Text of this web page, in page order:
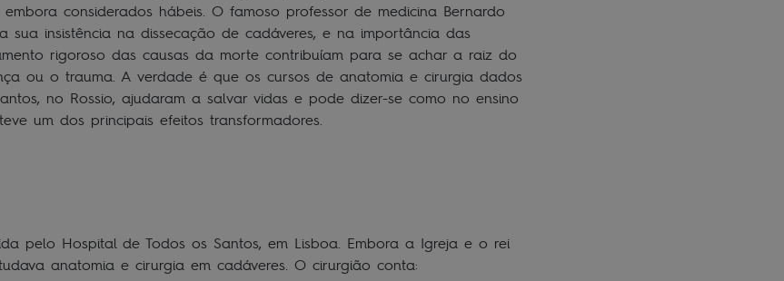
considerados hábeis. O famoso professor de medicina Bernardo
sua insistência na dissecação de cadáveres, e na importância das
rigoroso das causas da morte contribuíam para se achar a raiz do
ou o trauma. A verdade é que os cursos de anatomia e cirurgia dados
no Rossio, ajudaram a salvar vidas e pode dizer-se como no ensino
um dos principais efeitos transformadores.
pelo Hospital de Todos os Santos, em Lisboa. Embora a Igreja e o rei
anatomia e cirurgia em cadáveres. O cirurgião conta: